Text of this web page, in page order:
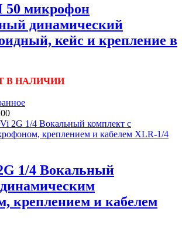
50 микрофон
динамический
кейс и крепление в
В НАЛИЧИИ
1/4 Вокальный
креплением и кабелем